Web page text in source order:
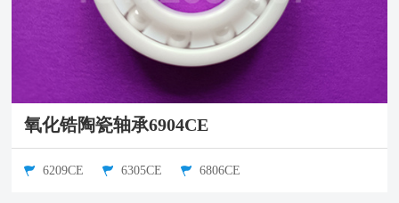
氧化锆陶瓷轴承6904CE
6209CE 6305CE 6806CE